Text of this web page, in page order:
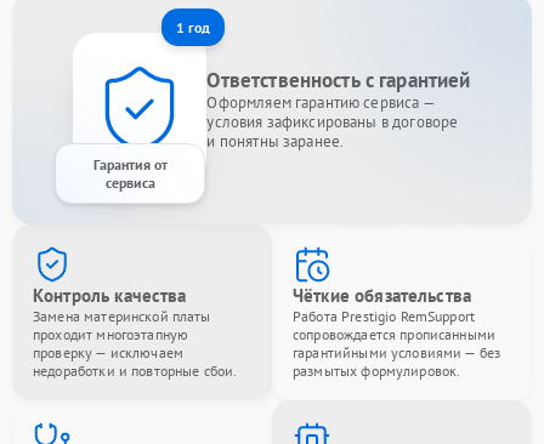
1 год
Гарантия от
сервиса
Ответственность с гарантией
Оформляем гарантию сервиса —
условия зафиксированы в договоре
и понятны заранее.
Контроль качества
Замена материнской платы
проходит многоэтапную
проверку — исключаем
недоработки и повторные сбои.
Чёткие обязательства
Работа Prestigio RemSupport
сопровождается прописанными
гарантийными условиями — без
размытых формулировок.